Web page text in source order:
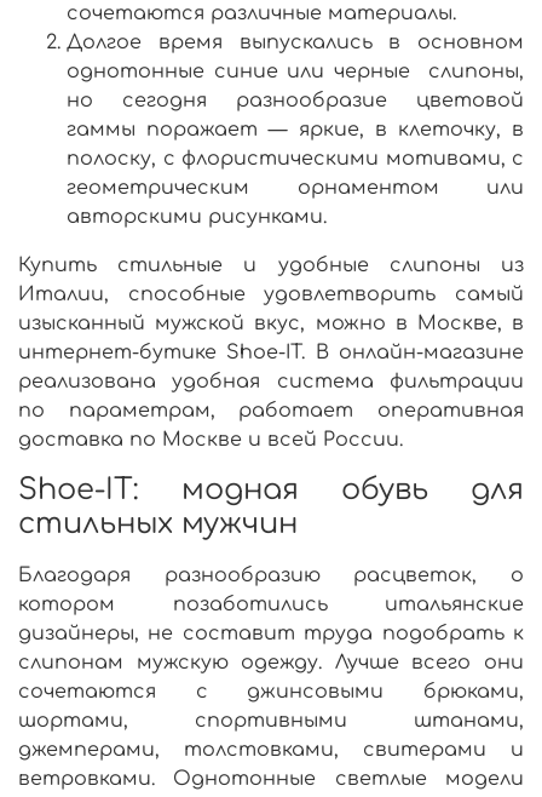
сочетаются различные материалы.
Долгое время выпускались в основном
однотонные синие или черные слипоны,
но сегодня разнообразие цветовой
гаммы поражает — яркие, в клеточку, в
полоску, с флористическими мотивами, с
геометрическим орнаментом или
авторскими рисунками.
Купить стильные и удобные слипоны из
Италии, способные удовлетворить самый
изысканный мужской вкус, можно в Москве, в
интернет-бутике Shoe-IT. В онлайн-магазине
реализована удобная система фильтрации
по параметрам, работает оперативная
доставка по Москве и всей России.
Shoe-IT: модная обувь для
стильных мужчин
Благодаря разнообразию расцветок, о
котором позаботились итальянские
дизайнеры, не составит труда подобрать к
слипонам мужскую одежду. Лучше всего они
сочетаются с джинсовыми брюками,
шортами, спортивными штанами,
джемперами, толстовками, свитерами и
ветровками. Однотонные светлые модели